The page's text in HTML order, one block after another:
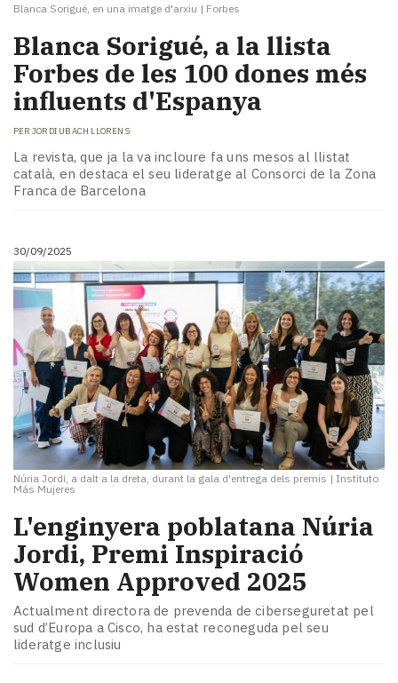
Blanca Sorigué, en una imatge d'arxiu | Forbes
Blanca Sorigué, a la llista
Forbes de les 100 dones més
influents d'Espanya
PER JORDI UBACH LLORENS
La revista, que ja la va incloure fa uns mesos al llistat
català, en destaca el seu lideratge al Consorci de la Zona
Franca de Barcelona
30/09/2025
Núria Jordi, a dalt a la dreta, durant la gala d'entrega dels premis | Instituto
Más Mujeres
L'enginyera poblatana Núria
Jordi, Premi Inspiració
Women Approved 2025
Actualment directora de prevenda de ciberseguretat pel
sud d’Europa a Cisco, ha estat reconeguda pel seu
lideratge inclusiu